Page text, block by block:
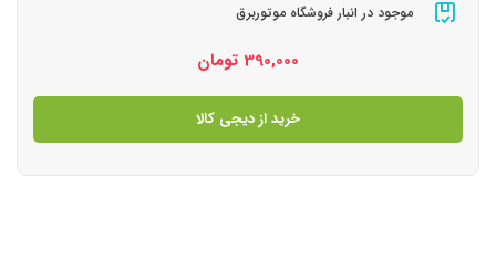
موجود در انبار فروشگاه موتوربرق
390,000 تومان
خرید از دیجی کالا